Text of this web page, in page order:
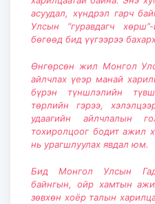
асуудал, хүндрэл гарч
Улсын “гуравдагч
бөгөөд бид үүгээрээ
Өнгөрсөн жил Монгол
айлчлах үеэр манай
бүрэн түншлэлийн
төрлийн гэрээ,
удаагийн айлчлалын
тохиролцоог бодит ажил
нь урагшлуулах явдал юм.
Бид Монгол Улсын
байнгын, ойр хамтын
зөвхөн хоёр талын